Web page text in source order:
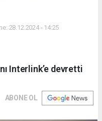
28.12.2024 - 14:25
Interlink’e devretti
ABONE OL